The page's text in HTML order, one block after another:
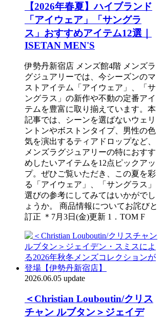
【2026年春夏】ハイブランド
「アイウェア」「サングラ
ス」おすすめアイテム12選｜
ISETAN MEN'S
伊勢丹新宿店 メンズ館4階 メンズラ
グジュアリーでは、今シーズンのマ
ストアイテム「アイウェア」、「サ
ングラス」の新作や不動の定番アイ
テムを豊富に取り揃えています。本
記事では、シーンを選ばないウェリ
ントンやボストンタイプ、男性の色
気を演出するティアドロップなど、
メンズラグジュアリーの特におすす
めしたいアイテムを12点ピックアッ
プ。ぜひご覧いただき、この夏を彩
る「アイウェア」、「サングラス」
選びの参考にしてみてはいかがでし
ょうか。 商品情報についてお詫びと
訂正 ＊7月3日(金)更新 1．TOM F
2026.06.05 update
＜Christian Louboutin/クリス
チャン ルブタン＞ジェイデ